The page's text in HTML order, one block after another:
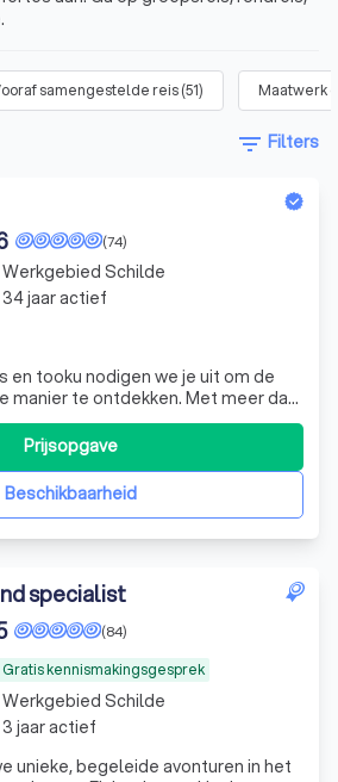
samengestelde reis(51) Maatwerk
filter_list Filters
(74)
en tooku nodigen we je uit om de
manier te ontdekken. Met meer dan
organiseren van onvergetelijke
je naar zowel bekende als
dan 40 landen. Onze passie voor
zorgv
Beschikbaarheid
Prijsopgave
Werkgebied Schilde
34 jaar actief
specialist
Gratis kennismakingsgesprek
(84)
unieke, begeleide avonturen in het
Werkgebied Schilde
3 jaar actief